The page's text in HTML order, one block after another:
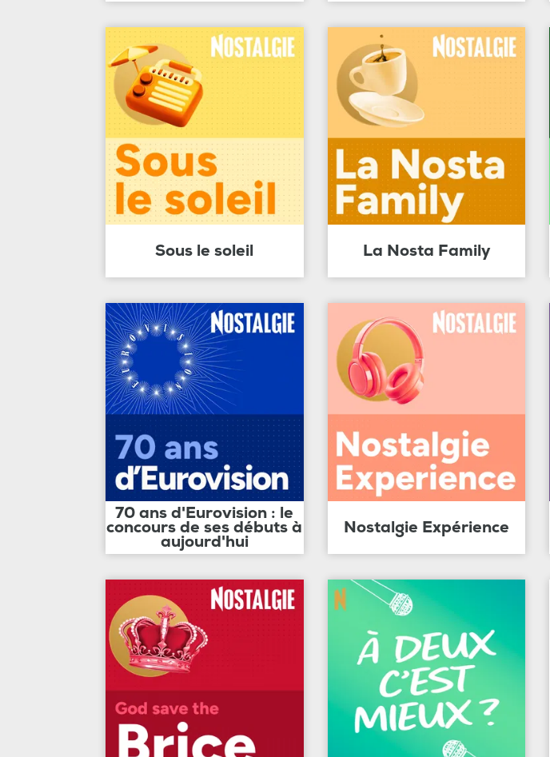
Sous le soleil La Nosta Family
70 ans d'Eurovision : le
concours de ses débuts à
aujourd'hui
Nostalgie Expérience